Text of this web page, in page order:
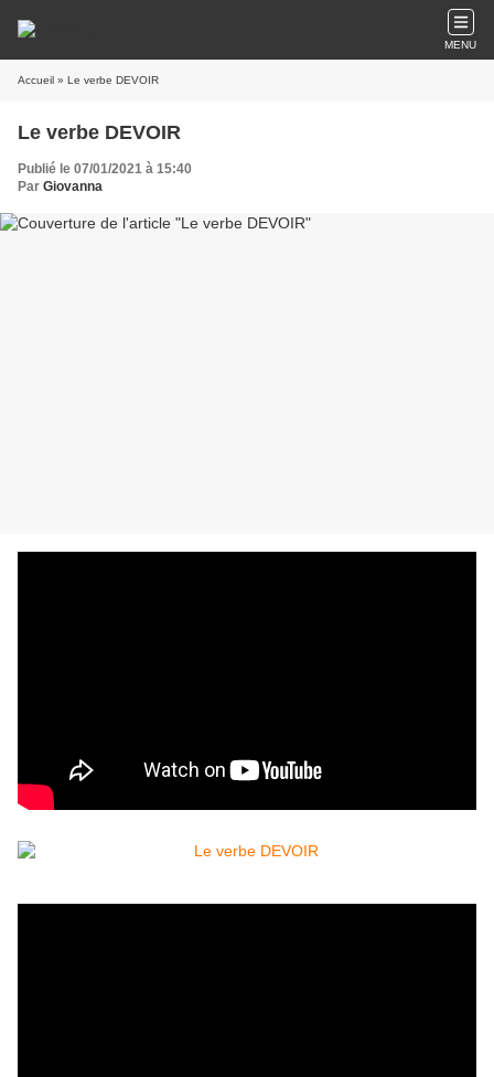
MENU
Accueil » Le verbe DEVOIR
Le verbe DEVOIR
Publié le 07/01/2021 à 15:40
Par Giovanna